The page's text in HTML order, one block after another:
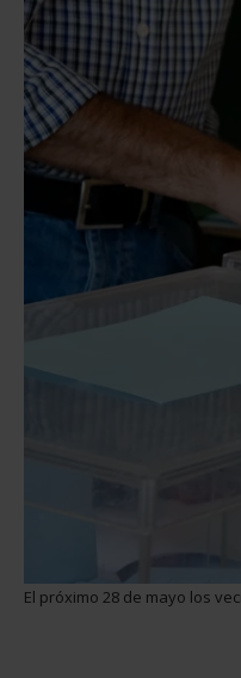
El próximo 28 de mayo los